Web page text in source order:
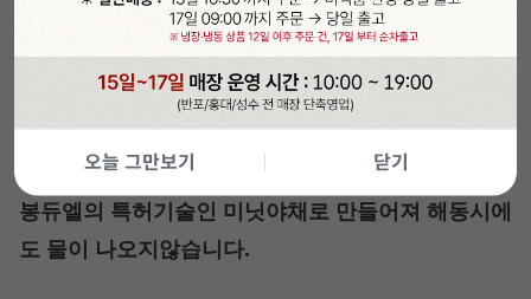
오늘 그만보기 닫기
슈퍼스위트콘은 옥수수종자가 단맛이 높은 종자로
별도의 감미료를 사용하지않아도 높은 감미를 보입
니다. 요즘 초당옥수수로 불리웁니다.
봉듀엘의 특허기술인 미닛야채로 만들어져 해동시에
도 물이 나오지않습니다.